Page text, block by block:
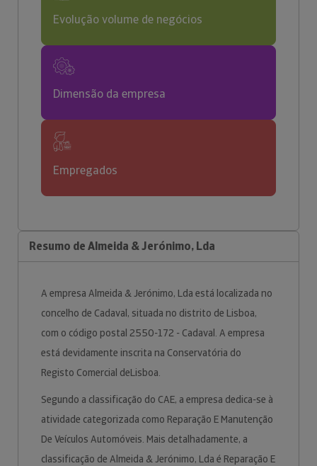
Evolução volume de negócios
Dimensão da empresa
Empregados
Resumo de Almeida & Jerónimo, Lda
A empresa Almeida & Jerónimo, Lda está localizada no
concelho de Cadaval, situada no distrito de Lisboa,
com o código postal 2550-172 - Cadaval. A empresa
está devidamente inscrita na Conservatória do
Registo Comercial deLisboa.
Segundo a classificação do CAE, a empresa dedica-se à
atividade categorizada como Reparação E Manutenção
De Veículos Automóveis. Mais detalhadamente, a
classificação de Almeida & Jerónimo, Lda é Reparação E